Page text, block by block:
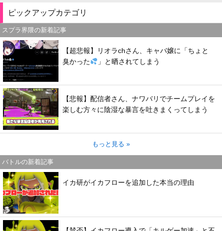
ピックアップカテゴリ
スプラ界隈の新着記事
【超悲報】リオラchさん、キャバ嬢に「ちょと
臭かった
」と晒されてしまう
【悲報】配信者さん、ナワバリでチームプレイを
楽しむ方々に陰湿な暴言を吐きまくってしまう
もっと見る »
バトルの新着記事
イカ研がイカフローを追加した本当の理由